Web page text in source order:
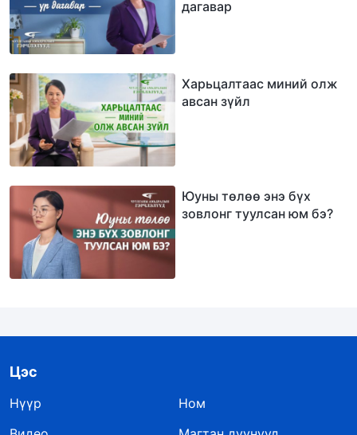
дагавар
Харьцалтаас миний олж
авсан зүйл
Юуны төлөө энэ бүх
зовлонг туулсан юм бэ?
Цэс
Нүүр
Ном